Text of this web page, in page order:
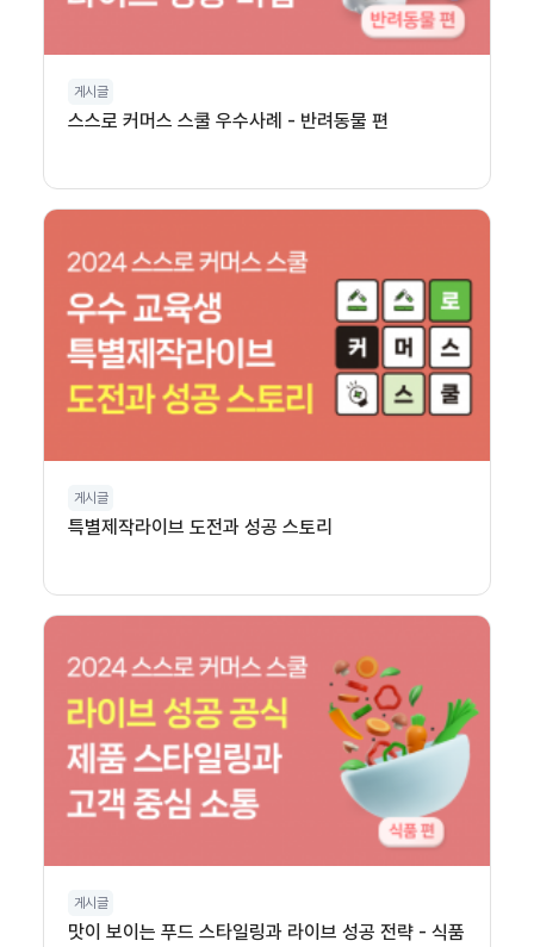
게시글
스스로 커머스 스쿨 우수사례 - 반려동물 편
게시글
특별제작라이브 도전과 성공 스토리
게시글
맛이 보이는 푸드 스타일링과 라이브 성공 전략 - 식품